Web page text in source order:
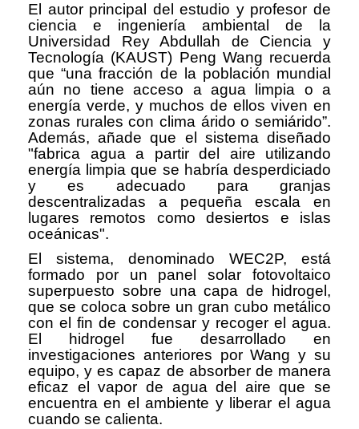
El autor principal del estudio y profesor de
ciencia e ingeniería ambiental de la
Universidad Rey Abdullah de Ciencia y
Tecnología (KAUST) Peng Wang recuerda
que “una fracción de la población mundial
aún no tiene acceso a agua limpia o a
energía verde, y muchos de ellos viven en
zonas rurales con clima árido o semiárido”.
Además, añade que el sistema diseñado
"fabrica agua a partir del aire utilizando
energía limpia que se habría desperdiciado
y es adecuado para granjas
descentralizadas a pequeña escala en
lugares remotos como desiertos e islas
oceánicas".
El sistema, denominado WEC2P, está
formado por un panel solar fotovoltaico
superpuesto sobre una capa de hidrogel,
que se coloca sobre un gran cubo metálico
con el fin de condensar y recoger el agua.
El hidrogel fue desarrollado en
investigaciones anteriores por Wang y su
equipo, y es capaz de absorber de manera
eficaz el vapor de agua del aire que se
encuentra en el ambiente y liberar el agua
cuando se calienta.